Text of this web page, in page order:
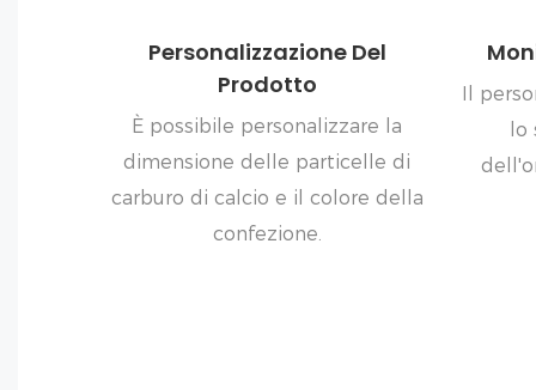
Personalizzazione Del
Prodotto
È possibile personalizzare la
dimensione delle particelle di
carburo di calcio e il colore della
confezione.
Il
lo